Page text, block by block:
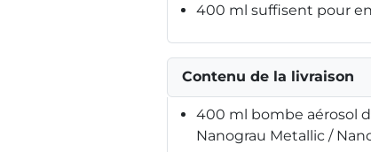
400 ml suffisent pour
Contenu de la livraison
400 ml bombe aérosol
Nanograu Metallic /